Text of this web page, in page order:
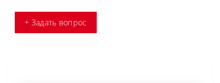
+ Задать вопрос